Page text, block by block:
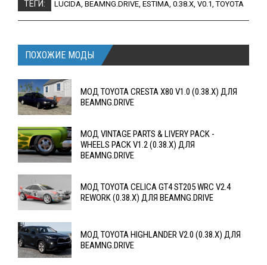
ТЕГИ: LUCIDA, BEAMNG.DRIVE, ESTIMA, 0.38.X, V0.1,TOYOTA
ПОХОЖИЕ МОДЫ
МОД TOYOTA CRESTA X80 V1.0 (0.38.X) ДЛЯ
BEAMNG.DRIVE
МОД VINTAGE PARTS & LIVERY PACK -
WHEELS PACK V1.2 (0.38.X) ДЛЯ
BEAMNG.DRIVE
МОД TOYOTA CELICA GT4 ST205 WRC V2.4
REWORK (0.38.X) ДЛЯ BEAMNG.DRIVE
МОД TOYOTA HIGHLANDER V2.0 (0.38.X) ДЛЯ
BEAMNG.DRIVE